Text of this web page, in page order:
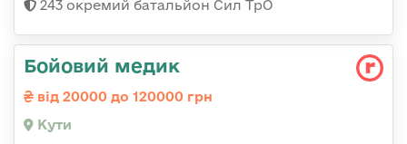
243 окремий батальйон Сил ТрО
Бойовий медик
від 20000 до 120000 грн
Кути